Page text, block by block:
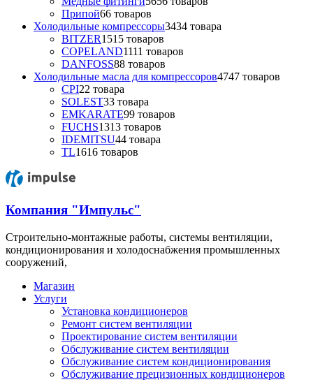
Припой66 товаров
Холодильные компрессоры3434 товара
BITZER1515 товаров
COPELAND1111 товаров
DANFOSS88 товаров
Холодильные масла для компрессоров4747 товаров
CPI22 товара
SOLEST33 товара
EMKARATE99 товаров
FUCHS1313 товаров
IDEMITSU44 товара
TL1616 товаров
Компания "Импульс"
Строительно-монтажные работы, системы вентиляции,
кондиционирования и холодоснабжения промышленных
сооружений,
Магазин
Услуги
Установка кондиционеров
Ремонт систем вентиляции
Проектирование систем вентиляции
Обслуживание систем вентиляции
Обслуживание систем кондиционирования
Обслуживание прецизионных кондиционеров